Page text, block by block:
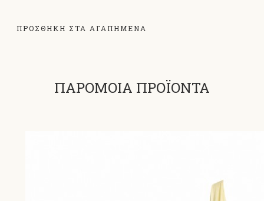
ΠΡΟΣΘΗΚΗ ΣΤΑ ΑΓΑΠΗΜΕΝΑ
ΠΑΡΟΜΟΙΑ ΠΡΟΪΟΝΤΑ